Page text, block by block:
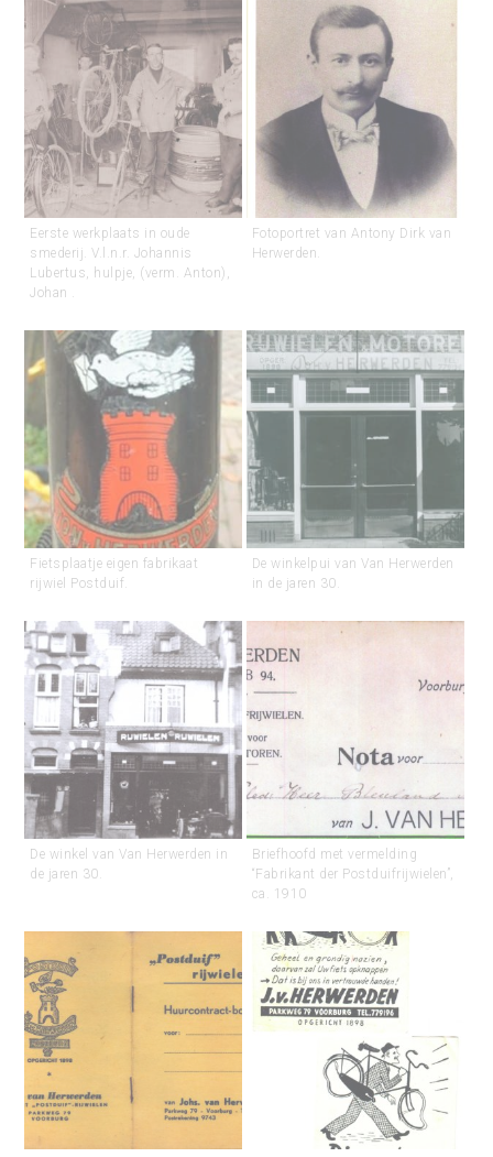
Eerste werkplaats in oude
smederij. V.l.n.r. Johannis
Lubertus, hulpje, (verm. Anton),
Johan .
Fotoportret van Antony Dirk van
Herwerden.
Fietsplaatje eigen fabrikaat
rijwiel Postduif.
De winkelpui van Van Herwerden
in de jaren 30.
De winkel van Van Herwerden in
de jaren 30.
Briefhoofd met vermelding
“Fabrikant der Postduifrijwielen”,
ca. 1910